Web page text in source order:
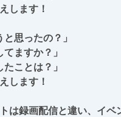
します！
と思ったの？」
てますか？」
たことは？」
します！
は録画配信と違い、イベ